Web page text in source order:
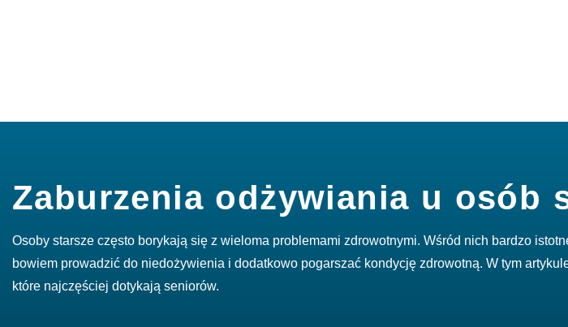
Zaburzenia odżywiania u osób
Osoby starsze często borykają się z wieloma problemami zdrowotnymi. Wśród nich bardzo
bowiem prowadzić do niedożywienia i dodatkowo pogarszać kondycję zdrowotną. W tym
które najczęściej dotykają seniorów.